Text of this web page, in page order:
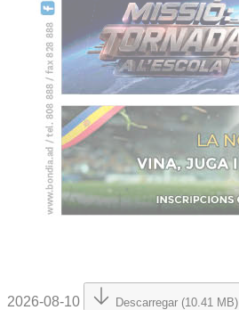
2026-08-10 Descarregar (10.41 MB)